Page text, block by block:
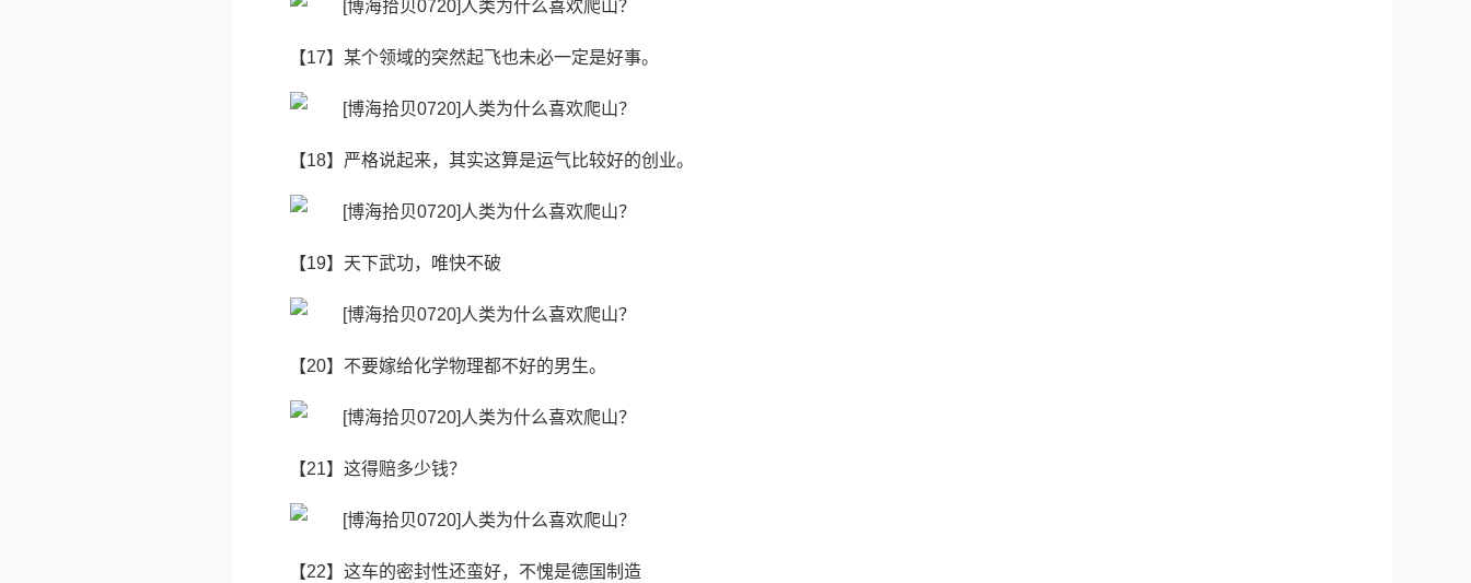
【17】某个领域的突然起飞也未必一定是好事。 ​​​
【18】严格说起来，其实这算是运气比较好的创业。 ​​​
【19】天下武功，唯快不破
【20】不要嫁给化学物理都不好的男生。
【21】这得赔多少钱？
【22】这车的密封性还蛮好，不愧是德国制造